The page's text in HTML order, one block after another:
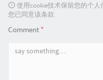
使用cookie技术保留您的个
您已同意该条款
Comment *